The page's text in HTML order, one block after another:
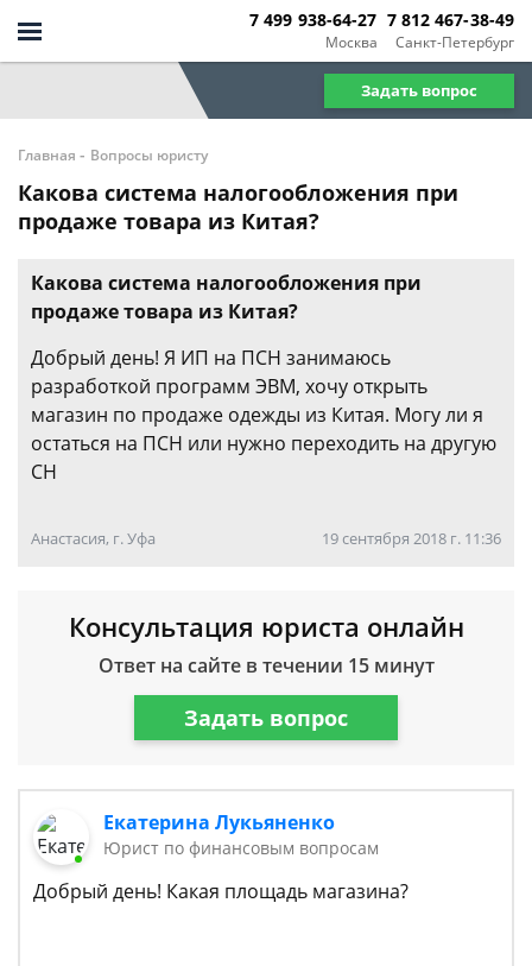
Москва
7 499 938-64-27
Санкт-Петербург
7 812 467-38-49
Задать вопрос
Главная - Вопросы юристу
Какова система налогообложения при
продаже товара из Китая?
Какова система налогообложения при
продаже товара из Китая?
Добрый день! Я ИП на ПСН занимаюсь
разработкой программ ЭВМ, хочу открыть
магазин по продаже одежды из Китая. Могу ли я
остаться на ПСН или нужно переходить на другую
СН
Анастасия, г. Уфа 19 сентября 2018 г. 11:36
Консультация юриста онлайн
Ответ на сайте в течении 15 минут
Задать вопрос
Екатерина Лукьяненко
Юрист по финансовым вопросам
Добрый день! Какая площадь магазина?